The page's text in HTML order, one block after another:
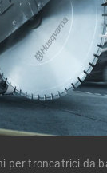
per troncatrici da